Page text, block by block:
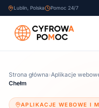
Lublin, Polska Pomoc 24/7
Strona główna›Aplikacje
Chełm
APLIKACJE WEBOWE I